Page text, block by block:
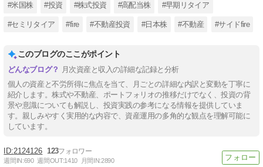
#米国株 #投資 #株式投資 #高配当株 #早期リタイア
#セミリタイア #fire #不動産投資 #日本株 #不動産 #サイドfire
このブログのここがポイント
月次資産と収入の詳細な記録と分析
個人の資産と不労所得に焦点を当て、月ごとの詳細な内訳と変動を丁寧に
紹介します。株式や不動産、ポートフォリオの推移だけでなく、投資の背
景や意識についても解説し、投資実践の参考になる情報を提供していま
す。親しみやすく実用的な内容で、資産運用の多角的な観点を理解可能に
しています。
2124126 123
週間IN:690 週間OUT:1410 月間IN:2890